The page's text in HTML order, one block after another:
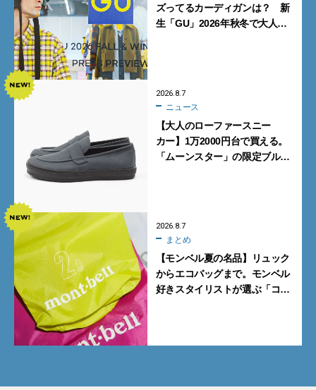
ズってるカーディガンは？ 新
生「GU」2026年秋冬で大人メ
2026.8.7
ニュース
【大人のローファースニー
カー】1万2000円台で買える。
「ムーンスター」の限定ブルー
2026.8.7
まとめ
【モンベル夏の名品】リュック
からエコバッグまで。モンベル
好きスタイリストが選ぶ「コス